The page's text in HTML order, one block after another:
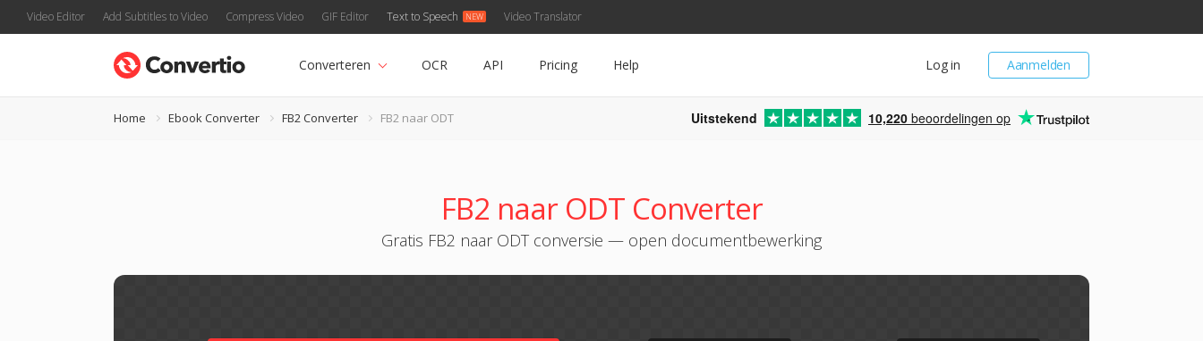
Video Editor Add Subtitles to Video Compress Video GIF Editor Text to Speech Video Translator
Aanmelden
Log in
Converteren OCR API Pricing Help
Home Ebook Converter FB2 Converter FB2 naar ODT Uitstekend 10,220 beoordelingen op
FB2 naar ODT Converter
Gratis FB2 naar ODT conversie — open documentbewerking